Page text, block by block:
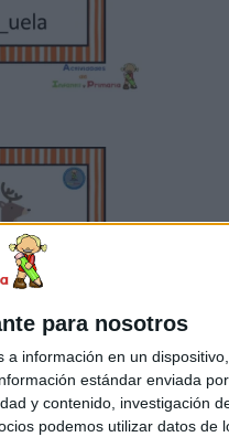
para nosotros
a información en un
estándar enviada
y contenido, investigación
podemos utilizar datos de